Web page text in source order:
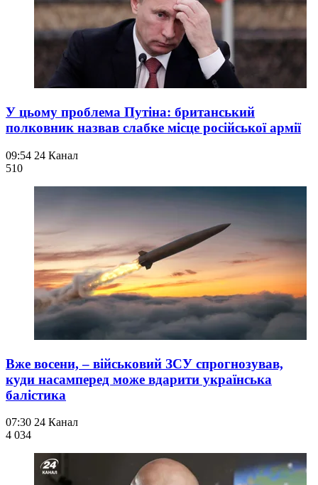
У цьому проблема Путіна: британський
полковник назвав слабке місце російської армії
09:54 24 Канал
510
Вже восени, – військовий ЗСУ спрогнозував,
куди насамперед може вдарити українська
балістика
07:30 24 Канал
4 034